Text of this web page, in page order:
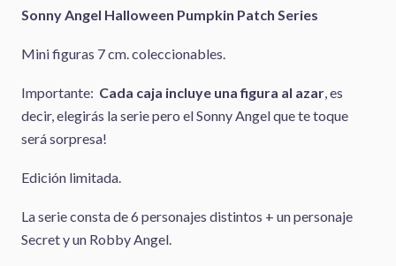
Sonny Angel Halloween Pumpkin Patch Series
Mini figuras 7 cm. coleccionables.
Importante: Cada caja incluye una figura al azar, es
decir, elegirás la serie pero el Sonny Angel que te toque
será sorpresa!
Edición limitada.
La serie consta de 6 personajes distintos + un personaje
Secret y un Robby Angel.